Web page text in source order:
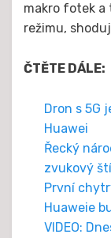
makro fotek a
režimu,
ČTĚTE DÁLE:
Dron s 5G
Huawei
Řecký
zvukový
První
Huaweie
VIDEO: